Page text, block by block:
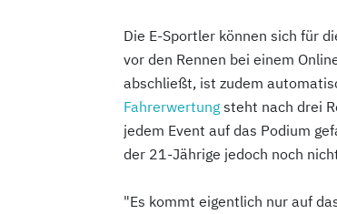
Die E-Sportler können sich für
vor den Rennen bei einem
abschließt, ist zudem
Fahrerwertung steht nach drei
jedem Event auf das Podium
der 21-Jährige jedoch noch
"Es kommt eigentlich nur auf